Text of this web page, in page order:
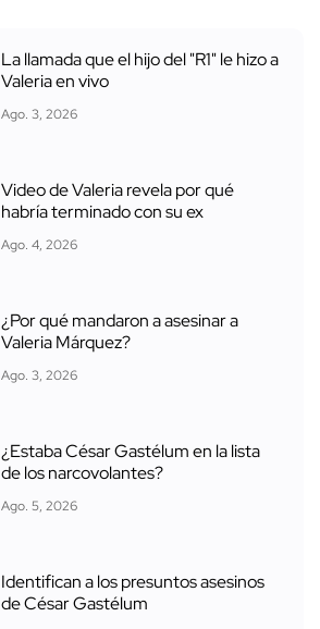
La llamada que el hijo del "R1" le hizo a
Valeria en vivo
Ago. 3, 2026
Video de Valeria revela por qué
habría terminado con su ex
Ago. 4, 2026
¿Por qué mandaron a asesinar a
Valeria Márquez?
Ago. 3, 2026
¿Estaba César Gastélum en la lista
de los narcovolantes?
Ago. 5, 2026
Identifican a los presuntos asesinos
de César Gastélum